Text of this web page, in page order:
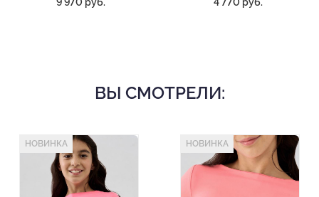
ВЫ СМОТРЕЛИ:
НОВИНКА НОВИНКА